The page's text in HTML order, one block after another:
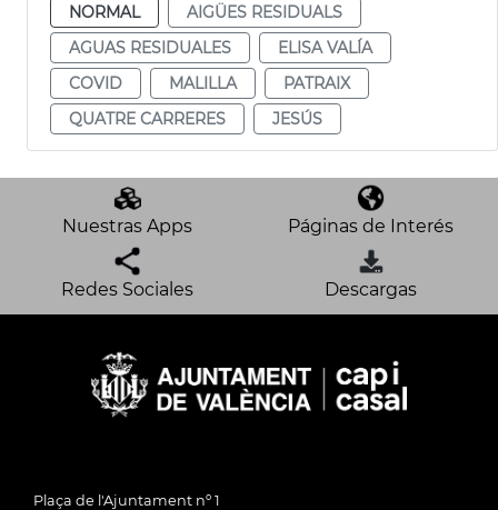
NORMAL
AIGÜES RESIDUALS
AGUAS RESIDUALES
ELISA VALÍA
COVID
MALILLA
PATRAIX
QUATRE CARRERES
JESÚS
Nuestras Apps Páginas de Interés
Redes Sociales Descargas
Plaça de l'Ajuntament nº 1